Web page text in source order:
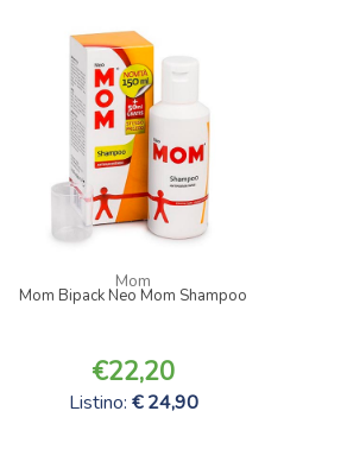
Mom
Mom Bipack Neo Mom Shampoo
22,20
Listino: 24,90